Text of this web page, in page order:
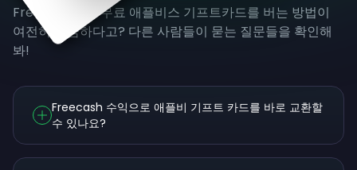
Freecash에서 무료 애플비스 기프트카드를 버는 방법이
여전히 궁금하다고? 다른 사람들이 묻는 질문들을 확인해
봐!
Freecash 수익으로 애플비 기프트 카드를 바로 교환할
수 있나요?